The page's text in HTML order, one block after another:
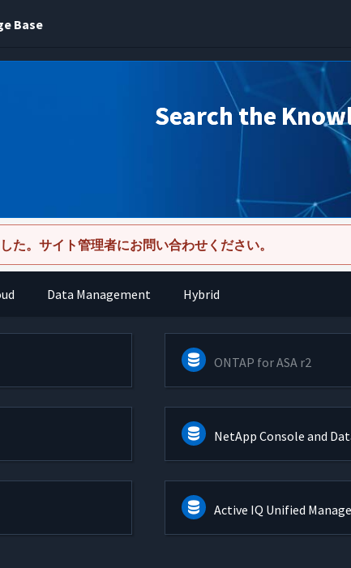
Base
Search the
た。サイト管理者にお問い合わせください。
Data Management Hybrid
ONTAP for ASA r2
NetApp Console and
Active IQ Unified